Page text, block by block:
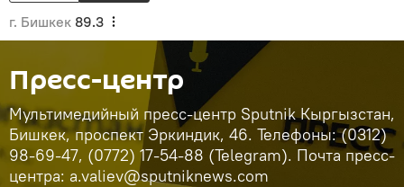
г. Бишкек 89.3
Пресс-центр
Мультимедийный пресс-центр Sputnik Кыргызстан,
Бишкек, проспект Эркиндик, 46. Телефоны: (0312)
98-69-47, (0772) 17-54-88 (Telegram). Почта пресс-
центра: a.valiev@sputniknews.com